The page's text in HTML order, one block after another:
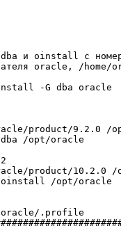
dba и oinstall с
oracle, /
-G dba oracle
product/9.2.0 /
/opt/oracle
product/10.2.0 /
/opt/oracle
oracle/.profile